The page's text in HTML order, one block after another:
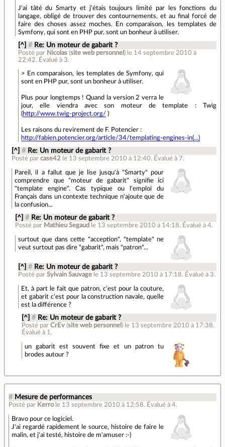
J'ai tâté du Smarty et j'étais toujours limité par les fonctions du
langage, obligé de trouver des contournements, et au final forcé de
faire des choses assez moches. En comparaison, les templates de
Symfony, qui sont en PHP pur, sont un bonheur à utiliser.
[^] # Re: Un moteur de gabarit ?
Posté par Nicolas (site web personnel ) le 14 septembre 2010 à
22:42. Évalué à 3.
> En comparaison, les templates de Symfony, qui
sont en PHP pur, sont un bonheur à utiliser.
Plus pour longtemps ! Quand la version 2 verra le
jour, elle viendra avec son moteur de template : Twig
(http://www.twig-project.org/ )
Les raisons du revirement de F. Potencier :
http://fabien.potencier.org/article/34/templating-engines-in(...)
[^] # Re: Un moteur de gabarit ?
Posté parcase42 le 13 septembre 2010 à 12:40. Évalué à 7.
Pareil, il a fallut que je lise jusqu'à "Smarty" pour
comprendre que "moteur de gabarit" signifie ici
"template engine". Cas typique ou l'emploi du
Français dans un contexte technique n'ajoute que de
la confusion...
[^] # Re: Un moteur de gabarit ?
Posté par Mathieu Segaud le 13 septembre 2010 à 14:18. Évalué à 4.
surtout que dans cette "acception", "template" ne
veut surtout pas dire "gabarit", mais "patron"...
[^] # Re: Un moteur de gabarit ?
Posté parSylvain Sauvage le 13 septembre 2010 à 17:18. Évalué à 3.
Et, à part le fait que patron, c’est pour la couture,
et gabarit c’est pour la construction navale, quelle
est la différence ?
[^] # Re: Un moteur de gabarit ?
Posté par CrEv(site web personnel ) le 13 septembre 2010 à 17:38.
Évalué à 1 .
un gabarit est souvent fixe et un patron tu
brodes autour ?
# Mesure de performances
Posté par Kerro le 13 septembre 2010 à 12:58. Évalué à 4.
Bravo pour ce logiciel.
J'ai regardé rapidement le source, histoire de faire le
malin, et j'ai testé, histoire de m'amuser :-)